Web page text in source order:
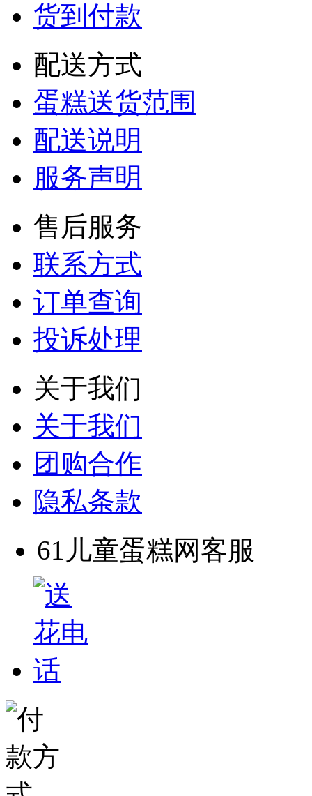
货到付款
配送方式
蛋糕送货范围
配送说明
服务声明
售后服务
联系方式
订单查询
投诉处理
关于我们
关于我们
团购合作
隐私条款
61儿童蛋糕网客服